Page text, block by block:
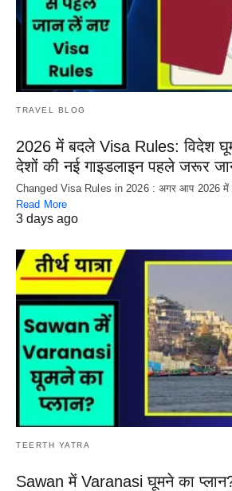
TRAVEL BLOG
2026 में बदले Visa Rules: विदेश
देशों की नई गाइडलाइन पहले जरूर
Changed Visa Rules in 2026 : अगर आप 2026 में
Read More
3 days ago
TEERTH YATRA
Sawan में Varanasi घूमने का